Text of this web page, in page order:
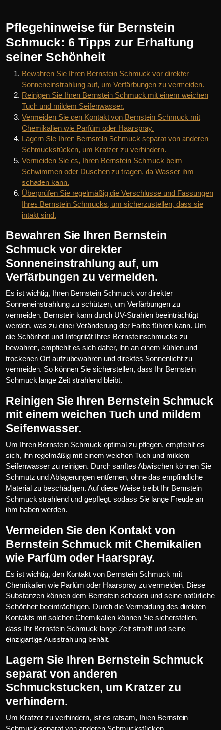
Pflegehinweise für Bernstein
Schmuck: 6 Tipps zur Erhaltung
seiner Schönheit
Bewahren Sie Ihren Bernstein Schmuck vor direkter
Sonneneinstrahlung auf, um Verfärbungen zu vermeiden.
Reinigen Sie Ihren Bernstein Schmuck mit einem weichen
Tuch und mildem Seifenwasser.
Vermeiden Sie den Kontakt von Bernstein Schmuck mit
Chemikalien wie Parfüm oder Haarspray.
Lagern Sie Ihren Bernstein Schmuck separat von anderen
Schmuckstücken, um Kratzer zu verhindern.
Vermeiden Sie es, Ihren Bernstein Schmuck beim
Schwimmen oder Duschen zu tragen, da Wasser ihm
schaden kann.
Überprüfen Sie regelmäßig die Verschlüsse und Fassungen
Ihres Bernstein Schmucks, um sicherzustellen, dass sie
intakt sind.
Bewahren Sie Ihren Bernstein
Schmuck vor direkter
Sonneneinstrahlung auf, um
Verfärbungen zu vermeiden.
Es ist wichtig, Ihren Bernstein Schmuck vor direkter
Sonneneinstrahlung zu schützen, um Verfärbungen zu
vermeiden. Bernstein kann durch UV-Strahlen beeinträchtigt
werden, was zu einer Veränderung der Farbe führen kann. Um
die Schönheit und Integrität Ihres Bernsteinschmucks zu
bewahren, empfiehlt es sich daher, ihn an einem kühlen und
trockenen Ort aufzubewahren und direktes Sonnenlicht zu
vermeiden. So können Sie sicherstellen, dass Ihr Bernstein
Schmuck lange Zeit strahlend bleibt.
Reinigen Sie Ihren Bernstein Schmuck
mit einem weichen Tuch und mildem
Seifenwasser.
Um Ihren Bernstein Schmuck optimal zu pflegen, empfiehlt es
sich, ihn regelmäßig mit einem weichen Tuch und mildem
Seifenwasser zu reinigen. Durch sanftes Abwischen können Sie
Schmutz und Ablagerungen entfernen, ohne das empfindliche
Material zu beschädigen. Auf diese Weise bleibt Ihr Bernstein
Schmuck strahlend und gepflegt, sodass Sie lange Freude an
ihm haben werden.
Vermeiden Sie den Kontakt von
Bernstein Schmuck mit Chemikalien
wie Parfüm oder Haarspray.
Es ist wichtig, den Kontakt von Bernstein Schmuck mit
Chemikalien wie Parfüm oder Haarspray zu vermeiden. Diese
Substanzen können dem Bernstein schaden und seine natürliche
Schönheit beeinträchtigen. Durch die Vermeidung des direkten
Kontakts mit solchen Chemikalien können Sie sicherstellen,
dass Ihr Bernstein Schmuck lange Zeit strahlt und seine
einzigartige Ausstrahlung behält.
Lagern Sie Ihren Bernstein Schmuck
separat von anderen
Schmuckstücken, um Kratzer zu
verhindern.
Um Kratzer zu verhindern, ist es ratsam, Ihren Bernstein
Schmuck separat von anderen Schmuckstücken